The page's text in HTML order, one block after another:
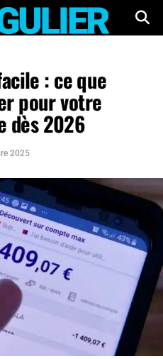
: ce que
pour votre
dès 2026
2025